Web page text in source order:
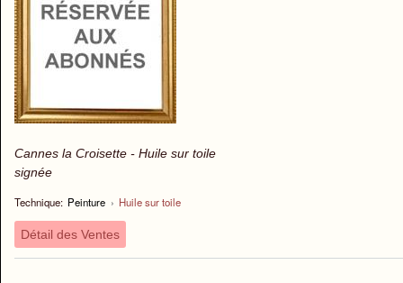
Cannes la Croisette - Huile sur toile
signée
Technique: Peinture › Huile sur toile
Détail des Ventes